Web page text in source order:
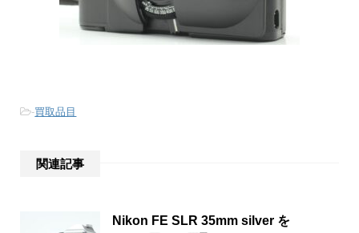
-買取品目
関連記事
Nikon FE SLR 35mm silver を